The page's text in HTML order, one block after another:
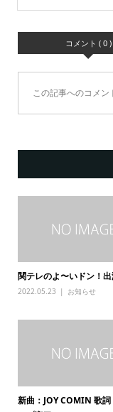
コメント ( 0 )
この記事へのコメン
関テレのよ〜いドン！
2022.05.23 お知らせ
新曲：JOY COMIN 歌